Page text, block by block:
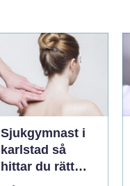
Sjukgymnast i
karlstad så
hittar du rätt
hjälp för